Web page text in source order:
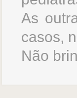
As
casos,
Não